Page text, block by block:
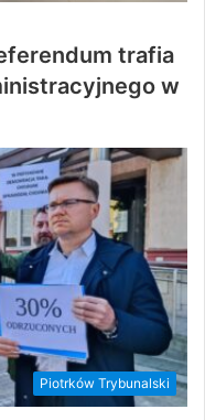
trafia
w
Piotrków Trybunalski